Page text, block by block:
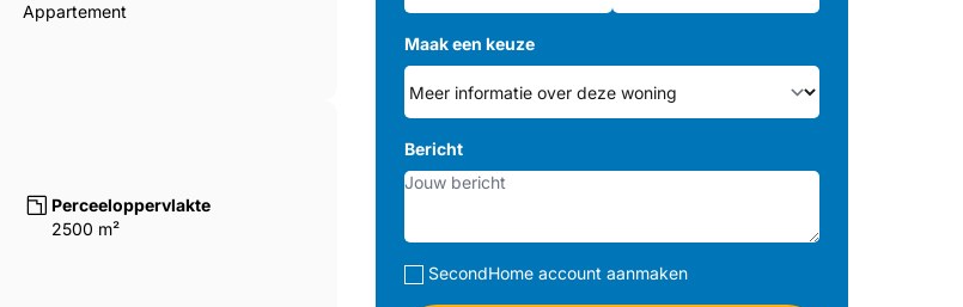
Appartement
Perceeloppervlakte
2500 m²
Maak een keuze
Bericht
SecondHome account aanmaken